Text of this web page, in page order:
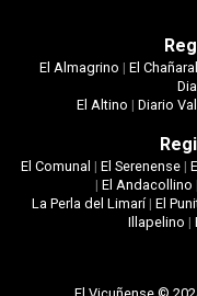
El Almagrino | El
El Altino | Diario
El Comunal | El Serenense|
| El Andacollino
La Perla del Limarí|El
Illapelino |